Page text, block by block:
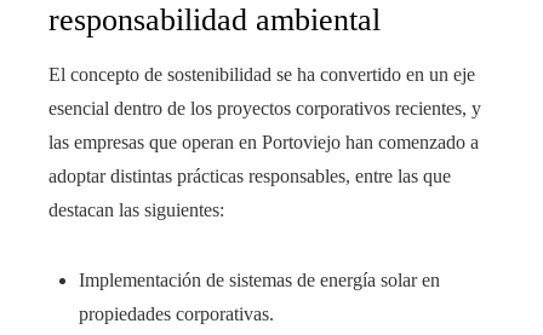
responsabilidad ambiental
El concepto de sostenibilidad se ha convertido en un eje
esencial dentro de los proyectos corporativos recientes, y
las empresas que operan en Portoviejo han comenzado a
adoptar distintas prácticas responsables, entre las que
destacan las siguientes:
Implementación de sistemas de energía solar en
propiedades corporativas.